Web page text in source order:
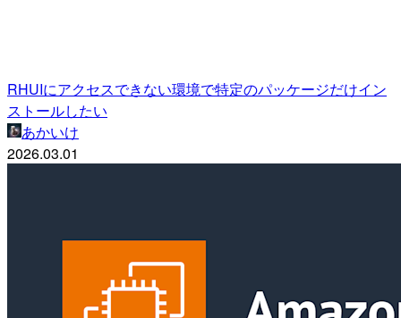
RHUIにアクセスできない環境で特定のパッケージだけイン
ストールしたい
あかいけ
2026.03.01